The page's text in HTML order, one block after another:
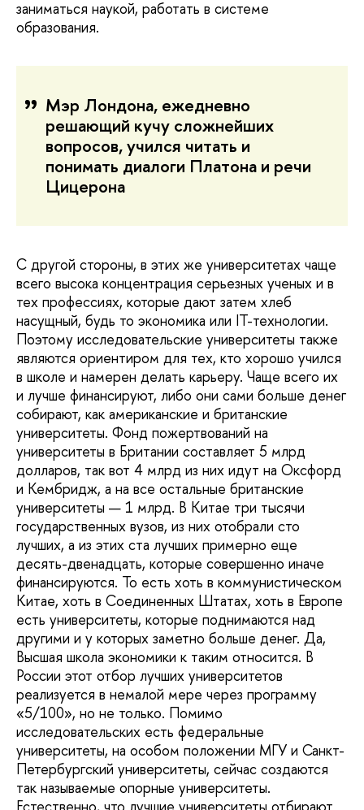
заниматься наукой, работать в системе
образования.
Мэр Лондона, ежедневно
решающий кучу сложнейших
вопросов, учился читать и
понимать диалоги Платона и речи
Цицерона
С другой стороны, в этих же университетах чаще
всего высока концентрация серьезных ученых и в
тех профессиях, которые дают затем хлеб
насущный, будь то экономика или IT-технологии.
Поэтому исследовательские университеты также
являются ориентиром для тех, кто хорошо учился
в школе и намерен делать карьеру. Чаще всего их
и лучше финансируют, либо они сами больше денег
собирают, как американские и британские
университеты. Фонд пожертвований на
университеты в Британии составляет 5 млрд
долларов, так вот 4 млрд из них идут на Оксфорд
и Кембридж, а на все остальные британские
университеты — 1 млрд. В Китае три тысячи
государственных вузов, из них отобрали сто
лучших, а из этих ста лучших примерно еще
десять-двенадцать, которые совершенно иначе
финансируются. То есть хоть в коммунистическом
Китае, хоть в Соединенных Штатах, хоть в Европе
есть университеты, которые поднимаются над
другими и у которых заметно больше денег. Да,
Высшая школа экономики к таким относится. В
России этот отбор лучших университетов
реализуется в немалой мере через программу
«5/100», но не только. Помимо
исследовательских есть федеральные
университеты, на особом положении МГУ и Санкт-
Петербургский университеты, сейчас создаются
так называемые опорные университеты.